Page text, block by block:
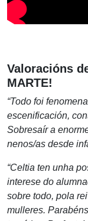
Valoracións
MARTE!
“Todo foi
escenificación,
Sobresaír a
nenos/as desde
“Celtia ten unha
interese do
sobre todo, pola
mulleres.